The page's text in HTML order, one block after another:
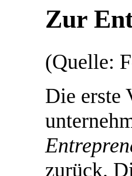
Zur
(Quelle:
Die erste
zurück.